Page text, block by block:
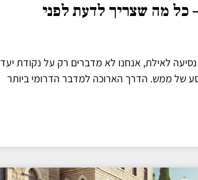
כל מה שצריך לדעת לפני
לאילת, אנחנו לא מדברים רק על נקודת יעד
של ממש. הדרך הארוכה למדבר הדרומי ביותר